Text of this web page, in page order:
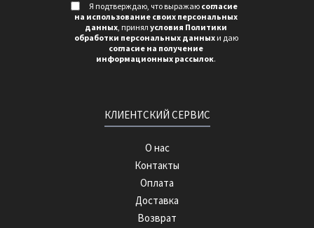
КЛИЕНТСКИЙ СЕРВИС
О нас
Контакты
Оплата
Доставка
Возврат
Я подтверждаю, что выражаю согласие
на использование своих персональных
данных, принял условия Политики
обработки персональных данныхи даю
согласие на получение
информационных рассылок.